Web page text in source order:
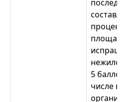
5
числе в